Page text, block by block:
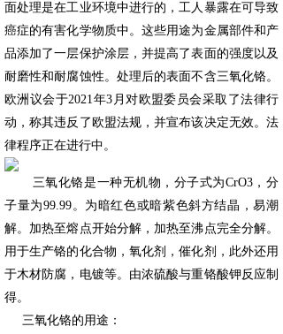
面处理是在工业环境中进行的，工人暴露在可导致
癌症的有害化学物质中。这些用途为金属部件和产
品添加了一层保护涂层，并提高了表面的强度以及
耐磨性和耐腐蚀性。处理后的表面不含三氧化铬。
欧洲议会于2021年3月对欧盟委员会采取了法律行
动，称其违反了欧盟法规，并宣布该决定无效。法
律程序正在进行中。
三氧化铬是一种无机物，分子式为CrO3，分
子量为99.99。为暗红色或暗紫色斜方结晶，易潮
解。加热至熔点开始分解，加热至沸点完全分解。
用于生产铬的化合物，氧化剂，催化剂，此外还用
于木材防腐，电镀等。由浓硫酸与重铬酸钾反应制
得。
三氧化铬的用途：